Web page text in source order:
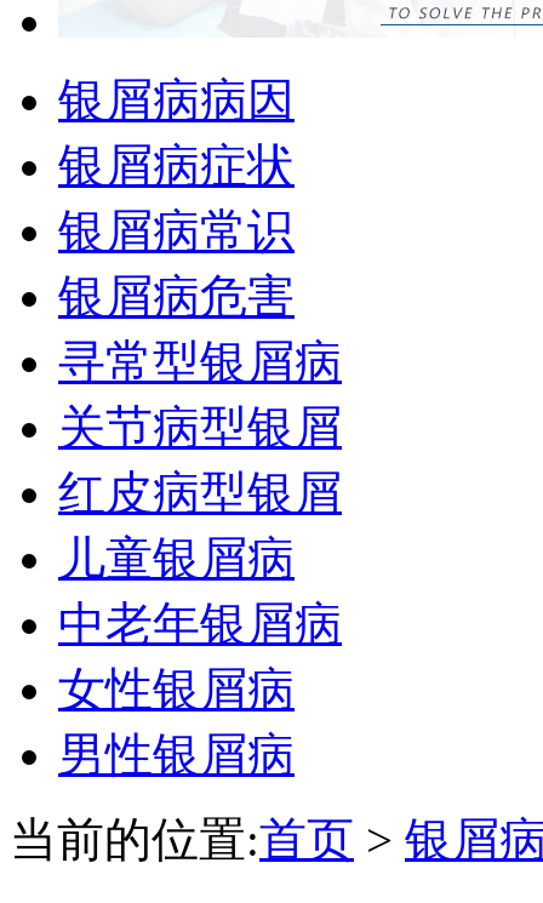
银屑病病因
银屑病症状
银屑病常识
银屑病危害
寻常型银屑病
关节病型银屑
红皮病型银屑
儿童银屑病
中老年银屑病
女性银屑病
男性银屑病
当前的位置:首页 > 银屑